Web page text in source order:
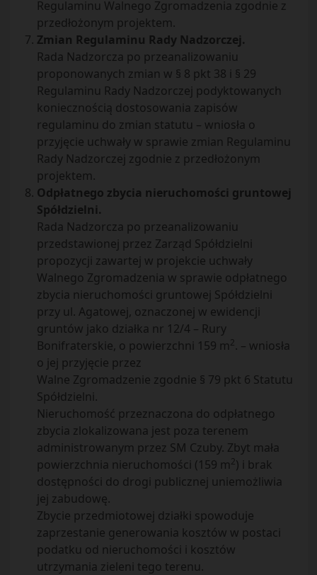
Regulaminu Walnego Zgromadzenia zgodnie z
przedłożonym projektem.
Zmian Regulaminu Rady Nadzorczej.
Rada Nadzorcza po przeanalizowaniu
proponowanych zmian w § 8 pkt 38 i § 29
Regulaminu Rady Nadzorczej podyktowanych
koniecznością dostosowania zapisów
regulaminu do zmian statutu – wniosła o
przyjęcie uchwały w sprawie zmian Regulaminu
Rady Nadzorczej zgodnie z przedłożonym
projektem.
Odpłatnego zbycia nieruchomości gruntowej
Spółdzielni.
Rada Nadzorcza po przeanalizowaniu
przedstawionej przez Zarząd Spółdzielni
propozycji zawartej w projekcie uchwały
Walnego Zgromadzenia w sprawie odpłatnego
zbycia nieruchomości gruntowej Spółdzielni
przy ul. Agatowej, oznaczonej w ewidencji
gruntów jako działka nr 12/4 – Rury
Bonifraterskie, o powierzchni 159 m2. – wniosła
o jej przyjęcie przez
Walne Zgromadzenie zgodnie § 79 pkt 6 Statutu
Spółdzielni.
Nieruchomość przeznaczona do odpłatnego
zbycia zlokalizowana jest poza terenem
administrowanym przez SM Czuby. Zbyt mała
powierzchnia nieruchomości (159 m2) i brak
dostępności do drogi publicznej uniemożliwia
jej zabudowę.
Zbycie przedmiotowej działki spowoduje
zaprzestanie generowania kosztów w postaci
podatku od nieruchomości i kosztów
utrzymania zieleni tego terenu.